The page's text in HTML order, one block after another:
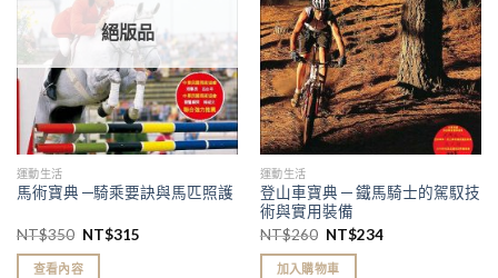
絕版品
運動生活
馬術寶典 ─騎乘要訣與馬匹照護
NT$350 NT$315
查看內容
運動生活
登山車寶典 ─ 鐵馬騎士的駕馭技
術與實用裝備
NT$260 NT$234
加入購物車